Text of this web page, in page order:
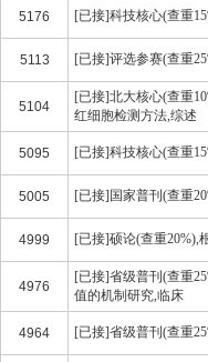
5176 [已接]科技核心(查重
5113 [已接]评选参赛(查重
5104
[已接]北大核心(查重
红细胞检测方法,综述
5095 [已接]科技核心(查重
5005 [已接]国家普刊(查重
4999 [已接]硕论(查重20%),
4976
[已接]省级普刊(查重
值的机制研究,临床
4964 [已接]省级普刊(查重